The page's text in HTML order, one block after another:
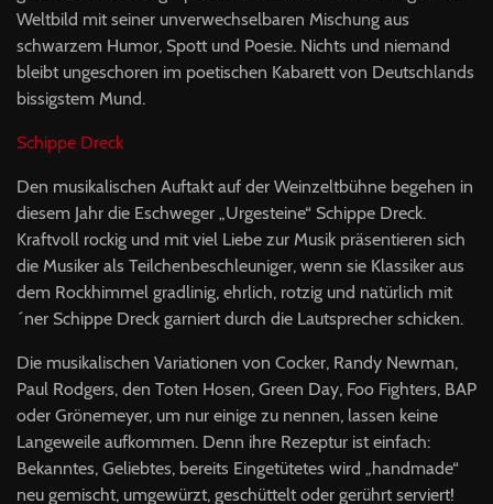
Weltbild mit seiner unverwechselbaren Mischung aus
schwarzem Humor, Spott und Poesie. Nichts und niemand
bleibt ungeschoren im poetischen Kabarett von Deutschlands
bissigstem Mund.
Schippe Dreck
Den musikalischen Auftakt auf der Weinzeltbühne begehen in
diesem Jahr die Eschweger „Urgesteine“ Schippe Dreck.
Kraftvoll rockig und mit viel Liebe zur Musik präsentieren sich
die Musiker als Teilchenbeschleuniger, wenn sie Klassiker aus
dem Rockhimmel gradlinig, ehrlich, rotzig und natürlich mit
´ner Schippe Dreck garniert durch die Lautsprecher schicken.
Die musikalischen Variationen von Cocker, Randy Newman,
Paul Rodgers, den Toten Hosen, Green Day, Foo Fighters, BAP
oder Grönemeyer, um nur einige zu nennen, lassen keine
Langeweile aufkommen. Denn ihre Rezeptur ist einfach:
Bekanntes, Geliebtes, bereits Eingetütetes wird „handmade“
neu gemischt, umgewürzt, geschüttelt oder gerührt serviert!